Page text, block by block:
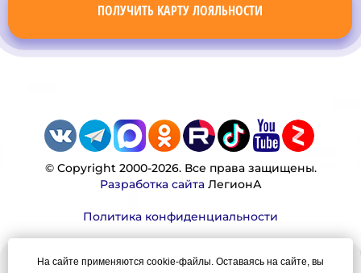
ПОЛУЧИТЬ КАРТУ ЛОЯЛЬНОСТИ
© Copyright 2000-2026. Все права защищены.
Разработка сайтаЛегионА
Политика конфиденциальности
На сайте применяются cookie-файлы. Оставаясь на сайте, вы